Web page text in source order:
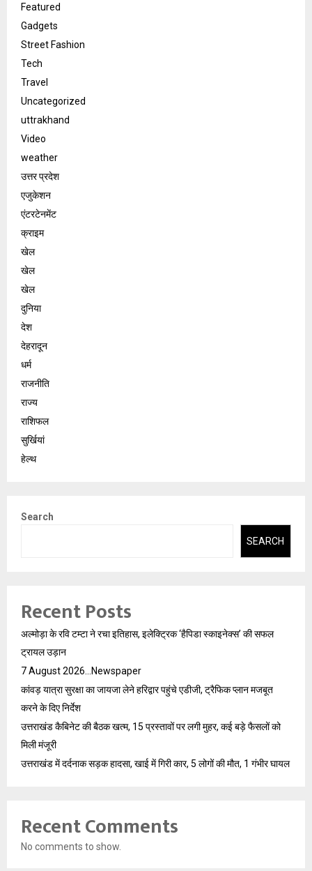
Featured
Gadgets
Street Fashion
Tech
Travel
Uncategorized
uttrakhand
Video
weather
उत्तर प्रदेश
एजुकेशन
एंटरटेनमेंट
क्राइम
खेल
खेल
खेल
दुनिया
देश
देहरादून
धर्म
राजनीति
राज्य
राशिफल
सुर्खियां
हेल्थ
Search
SEARCH
Recent Posts
अल्मोड़ा के रवि टम्टा ने रचा इतिहास, इलेक्ट्रिक ‘हैपिडा स्काइनेक्स’ की सफल
ट्रायल उड़ान
7 August 2026…Newspaper
कांवड़ यात्रा सुरक्षा का जायजा लेने हरिद्वार पहुंचे एडीजी, ट्रैफिक प्लान मजबूत
करने के दिए निर्देश
उत्तराखंड कैबिनेट की बैठक खत्म, 15 प्रस्तावों पर लगी मुहर, कई बड़े फैसलों को
मिली मंजूरी
उत्तराखंड में दर्दनाक सड़क हादसा, खाई में गिरी कार, 5 लोगों की मौत, 1 गंभीर घायल
Recent Comments
No comments to show.